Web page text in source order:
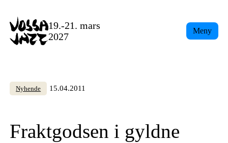
content
19.-21. mars
2027
Meny
Nyhende 15.04.2011
Fraktgodsen i gyldne